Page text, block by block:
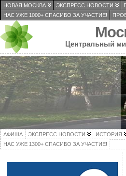
НОВАЯ МОСКВА ЭКСПРЕСС НОВОСТИ
НАС УЖЕ 1000+ СПАСИБО ЗА УЧАСТИЕ!
Центральный
АФИША ЭКСПРЕСС НОВОСТИ ИСТОРИЯ
НАС УЖЕ 1300+ СПАСИБО ЗА УЧАСТИЕ!